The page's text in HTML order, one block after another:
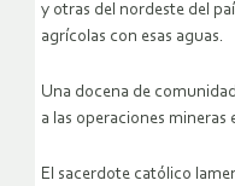
y otras del nordeste del
agrícolas con esas aguas.
Una docena de
a las operaciones mineras
El sacerdote católico